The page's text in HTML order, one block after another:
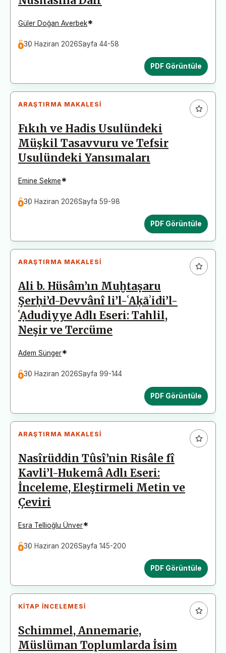
Güler Doğan Averbek*
30 Haziran 2026Sayfa 44-58
PDF Görüntüle
ARAŞTIRMA MAKALESI
Fıkıh ve Hadis Usulündeki
Müşkil Tasavvuru ve Tefsir
Usulündeki Yansımaları
Emine Sekme*
30 Haziran 2026Sayfa 59-98
PDF Görüntüle
ARAŞTIRMA MAKALESI
Ali b. Hüsâm’ın Muḫtaṣaru
Şerḥi’d-Devvânî li’l-ʿAḳāʾidi’l-
ʿẠdudiyye Adlı Eseri: Tahlil,
Neşir ve Tercüme
Adem Sünger*
30 Haziran 2026Sayfa 99-144
PDF Görüntüle
ARAŞTIRMA MAKALESI
Nasîrüddin Tûsî’nin Risâle fî
Kavli’l-Hukemâ Adlı Eseri:
İnceleme, Eleştirmeli Metin ve
Çeviri
Esra Tellioğlu Ünver*
30 Haziran 2026Sayfa 145-200
PDF Görüntüle
KITAP İNCELEMESI
Schimmel, Annemarie,
Müslüman Toplumlarda İsim